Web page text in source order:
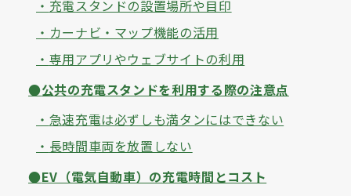
充電スタンドの設置場所や目印
カーナビ・マップ機能の活用
専用アプリやウェブサイトの利用
公共の充電スタンドを利用する際の注意点
急速充電は必ずしも満タンにはできない
長時間車両を放置しない
EV（電気自動車）の充電時間とコスト